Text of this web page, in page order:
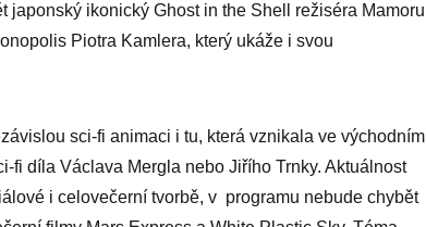
japonský ikonický Ghost in the Shell režiséra Mamoru
Piotra Kamlera, který ukáže i svou
sci-fi animaci i tu, která vznikala ve východním
fi díla Václava Mergla nebo Jiřího Trnky. Aktuálnost
i celovečerní tvorbě, v programu nebude chybět